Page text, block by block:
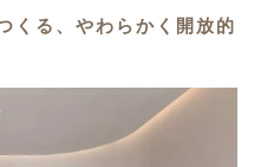
くる、やわらかく開放的